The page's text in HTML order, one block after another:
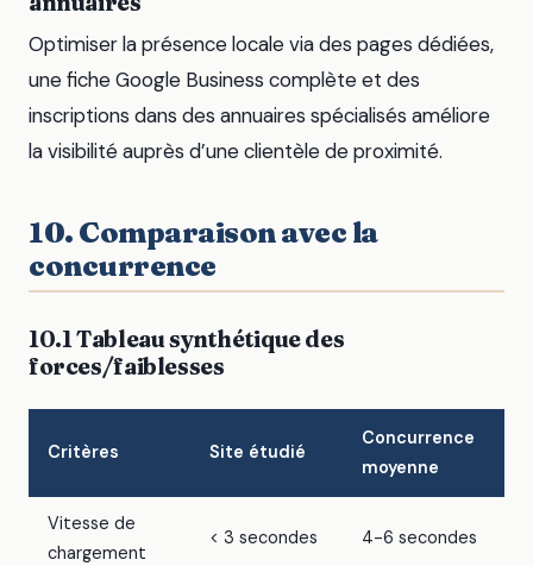
Optimiser la présence locale via des pages dédiées,
une fiche Google Business complète et des
inscriptions dans des annuaires spécialisés améliore
la visibilité auprès d’une clientèle de proximité.
10. Comparaison avec la
concurrence
10.1 Tableau synthétique des
forces/faiblesses
Critères Site étudié
Concurrence
moyenne
Vitesse de
chargement
< 3 secondes 4-6 secondes